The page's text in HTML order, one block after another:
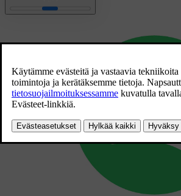
Päivitetty 19.03.2020